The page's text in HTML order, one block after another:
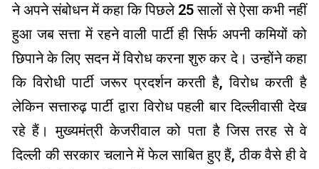
ने अपने संबोधन में कहा कि पिछले 25 सालों से ऐसा कभी नहीं
हुआ जब सत्ता में रहने वाली पार्टी ही सिर्फ अपनी कमियों को
छिपाने के लिए सदन में विरोध करना शुरु कर दे। उन्होंने कहा
कि विरोधी पार्टी जरूर प्रदर्शन करती है, विरोध करती है
लेकिन सत्तारुढ़ पार्टी द्वारा विरोध पहली बार दिल्लीवासी देख
रहे हैं। मुख्यमंत्री केजरीवाल को पता है जिस तरह से वे
दिल्ली की सरकार चलाने में फेल साबित हुए हैं, ठीक वैसे ही वे